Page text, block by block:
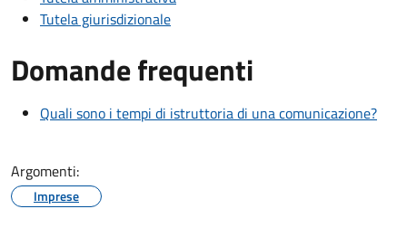
Tutela giurisdizionale
Domande frequenti
Quali sono i tempi di istruttoria di una comunicazione?
Argomenti:
Imprese